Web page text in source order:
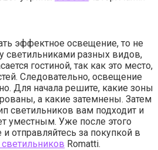
эффектное освещение, то не
светильниками разных видов,
гостиной, так как это место,
Следовательно, освещение
Для начала решите, какие зоны
а какие затемнены. Затем
светильников вам подходит и
уместным. Уже после этого
отправляйтесь за покупкой в
Romatti.